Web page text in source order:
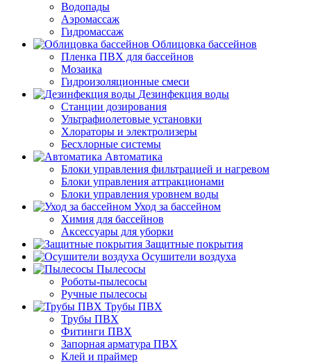
Водопады
Аэромассаж
Гидромассаж
Облицовка бассейнов
Пленка ПВХ для бассейнов
Мозаика
Гидроизоляционные смеси
Дезинфекция воды
Станции дозирования
Ультрафиолетовые установки
Хлораторы и электролизеры
Бесхлорные системы
Автоматика
Блоки управления фильтрацией и нагревом
Блоки управления аттракционами
Блоки управления уровнем воды
Уход за бассейном
Химия для бассейнов
Аксессуары для уборки
Защитные покрытия
Осушители воздуха
Пылесосы
Роботы-пылесосы
Ручные пылесосы
Трубы ПВХ
Трубы ПВХ
Фитинги ПВХ
Запорная арматура ПВХ
Клей и праймер